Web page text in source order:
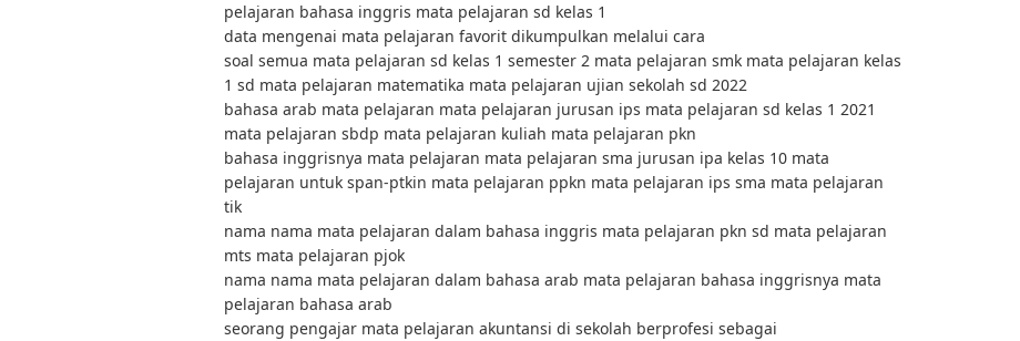
pelajaran bahasa inggris mata pelajaran sd kelas 1
data mengenai mata pelajaran favorit dikumpulkan melalui cara
soal semua mata pelajaran sd kelas 1 semester 2 mata pelajaran smk mata pelajaran kelas
1 sd mata pelajaran matematika mata pelajaran ujian sekolah sd 2022
bahasa arab mata pelajaran mata pelajaran jurusan ips mata pelajaran sd kelas 1 2021
mata pelajaran sbdp mata pelajaran kuliah mata pelajaran pkn
bahasa inggrisnya mata pelajaran mata pelajaran sma jurusan ipa kelas 10 mata
pelajaran untuk span-ptkin mata pelajaran ppkn mata pelajaran ips sma mata pelajaran
tik
nama nama mata pelajaran dalam bahasa inggris mata pelajaran pkn sd mata pelajaran
mts mata pelajaran pjok
nama nama mata pelajaran dalam bahasa arab mata pelajaran bahasa inggrisnya mata
pelajaran bahasa arab
seorang pengajar mata pelajaran akuntansi di sekolah berprofesi sebagai